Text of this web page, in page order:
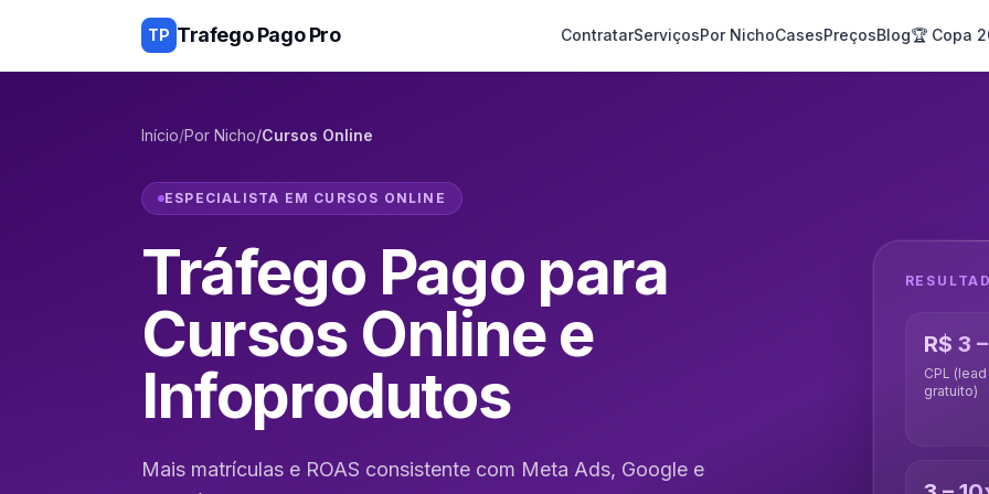
TP Trafego Pago Pro ContratarServiçosPor NichoCasesPreçosBlog🏆 Copa
Início/Por Nicho/Cursos Online
ESPECIALISTA EM CURSOS ONLINE
Tráfego Pago para
Cursos Online e
Infoprodutos
Mais matrículas e ROAS consistente com Meta Ads, Google e
R$ 3
CPL
gratuito)